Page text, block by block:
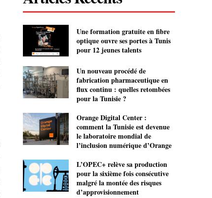
Une formation gratuite en fibre
optique ouvre ses portes à Tunis
pour 12 jeunes talents
Un nouveau procédé de
fabrication pharmaceutique en
flux continu : quelles retombées
pour la Tunisie ?
Orange Digital Center :
comment la Tunisie est devenue
le laboratoire mondial de
l’inclusion numérique d’Orange
L’OPEC+ relève sa production
pour la sixième fois consécutive
malgré la montée des risques
d’approvisionnement